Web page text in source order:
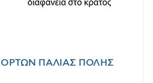
ΠΑΛΙΑΣ ΠΟΛΗΣ